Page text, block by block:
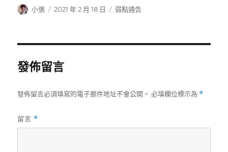
作
小張
發
2021 年 2 月 18 日
分
弱點通告
發佈留言
發佈留言必須填寫的電子郵件地址不會公開。 必填欄位標示為 *
留言 *